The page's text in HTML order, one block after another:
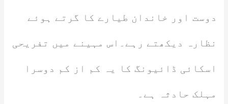
دوست اور خاندان طیارے کا گرتے ہوئے
نظارہ دیکھتے رہے۔اس مہینے میں تفریحی
اسکائی ڈائیونگ کا یہ کم از کم دوسرا
مہلک حادثہ ہے۔